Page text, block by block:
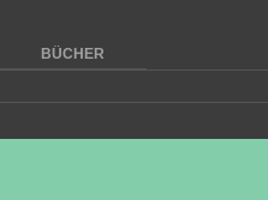
BÜCHER